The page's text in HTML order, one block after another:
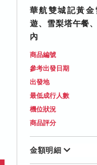
華航雙城記黃
遊、雪梨塔午餐
內
商品編號
參考出發日期
出發地
最低成行人數
機位狀況
商品評分
金額明細